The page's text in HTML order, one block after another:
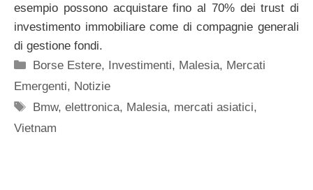
esempio possono acquistare fino al 70% dei trust di
investimento immobiliare come di compagnie generali
di gestione fondi.
Categorie
Borse Estere, Investimenti, Malesia, Mercati
Emergenti, Notizie
Tag
Bmw,elettronica, Malesia, mercati asiatici,
Vietnam